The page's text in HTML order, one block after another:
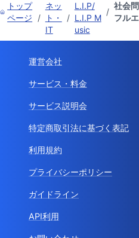
トップ
ページ
/
ネッ
ト・
IT
/
L.I.P/
L.I.P M
usic
/
社会
フル
運営会社
サービス・料金
サービス説明会
特定商取引法に基づく表記
利用規約
プライバシーポリシー
ガイドライン
API利用